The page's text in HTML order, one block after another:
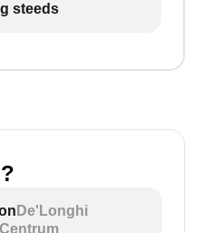
steeds
De'Longhi